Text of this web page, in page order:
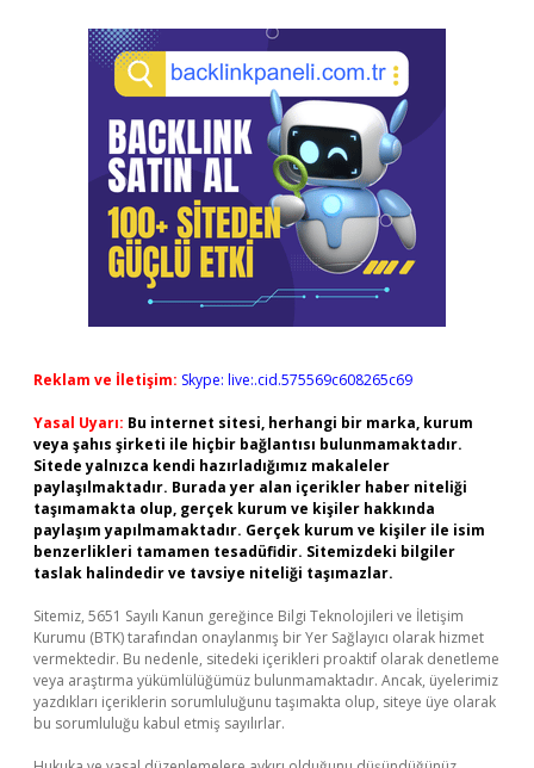
Reklam ve İletişim: Skype: live:.cid.575569c608265c69
Yasal Uyarı: Bu internet sitesi, herhangi bir marka, kurum
veya şahıs şirketi ile hiçbir bağlantısı bulunmamaktadır.
Sitede yalnızca kendi hazırladığımız makaleler
paylaşılmaktadır. Burada yer alan içerikler haber niteliği
taşımamakta olup, gerçek kurum ve kişiler hakkında
paylaşım yapılmamaktadır. Gerçek kurum ve kişiler ile isim
benzerlikleri tamamen tesadüfidir. Sitemizdeki bilgiler
taslak halindedir ve tavsiye niteliği taşımazlar.
Sitemiz, 5651 Sayılı Kanun gereğince Bilgi Teknolojileri ve İletişim
Kurumu (BTK) tarafından onaylanmış bir Yer Sağlayıcı olarak hizmet
vermektedir. Bu nedenle, sitedeki içerikleri proaktif olarak denetleme
veya araştırma yükümlülüğümüz bulunmamaktadır. Ancak, üyelerimiz
yazdıkları içeriklerin sorumluluğunu taşımakta olup, siteye üye olarak
bu sorumluluğu kabul etmiş sayılırlar.